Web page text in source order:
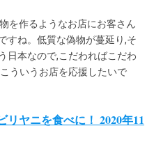
を作るようなお店にお客さん
すね。低質な偽物が蔓延り,そ
日本なので,こだわればこだわ
ういうお店を応援したいで
リヤニを食べに！ 2020年11